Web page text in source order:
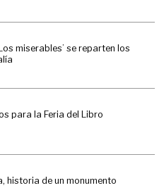
miserables’ se reparten los
para la Feria del Libro
historia de un monumento